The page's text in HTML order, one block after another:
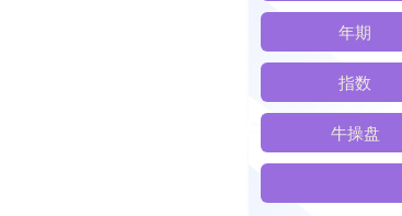
年期
指数
牛操盘